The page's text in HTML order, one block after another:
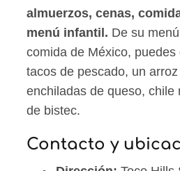
almuerzos, cenas,
menú infantil. De su
comida de México,
tacos de pescado, un
enchiladas de queso, chile
de bistec.
Contacto y